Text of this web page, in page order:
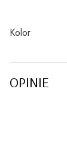
Kolor
OPINIE